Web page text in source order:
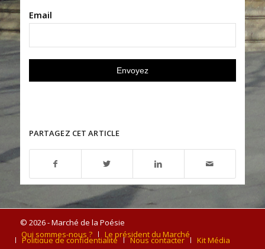
Email
PARTAGEZ CET ARTICLE
© 2026 - Marché de la Poésie
Qui sommes-nous ?
Le président du Marché
Politique de confidentialité Nous contacter Kit Média